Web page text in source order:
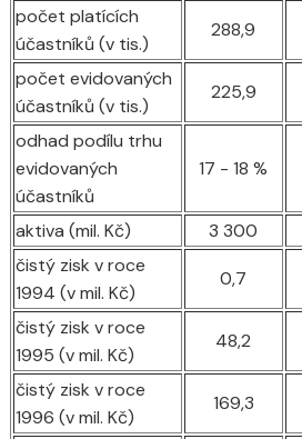
počet platících
účastníků (v tis.)
288,9
počet evidovaných
účastníků (v tis.)
225,9
odhad podílu trhu
evidovaných
účastníků
17 - 18 %
aktiva (mil. Kč) 3 300
čistý zisk v roce
1994 (v mil. Kč)
0,7
čistý zisk v roce
1995 (v mil. Kč)
48,2
čistý zisk v roce
1996 (v mil. Kč)
169,3